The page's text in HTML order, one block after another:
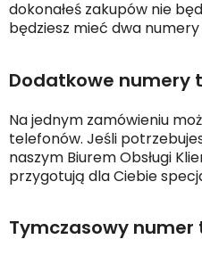
dokonałeś zakupów nie
będziesz mieć dwa
Dodatkowe numery
Na jednym zamówieniu
telefonów. Jeśli
naszym Biurem Obsługi
przygotują dla Ciebie
Tymczasowy numer